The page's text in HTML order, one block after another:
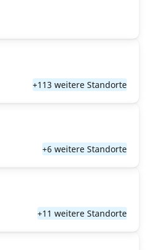
+113 weitere Standorte
+6 weitere Standorte
+11 weitere Standorte